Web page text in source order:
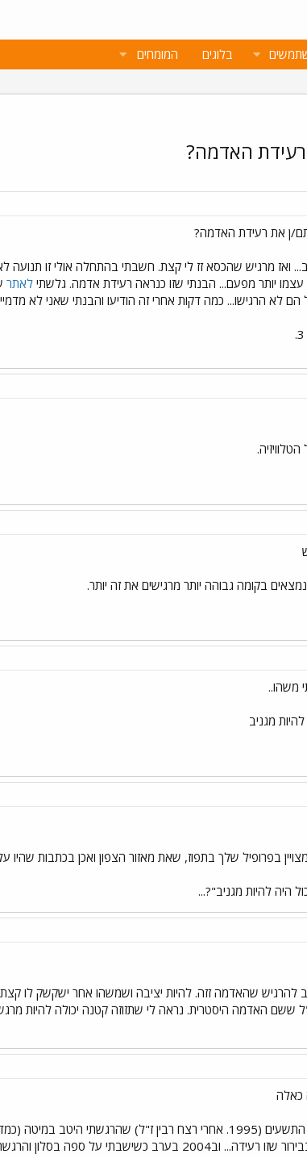
בלוגים המומחים
האדמה?
ן את רעידת האדמה?
ואז מרגיש שהכסא זז לי קצת. חשבתי בהתחלה אולי זו תנועה
יותר מפעם... הבנתי שזו כנראה רעידת אדמה. גלשתי לאתר
לא הרגישו... כמה דקות אחרי זה הודיעו והבנתי שאני לא
בקומה גבוהה יותר מרגישים את זה יותר.
משהו..
מגניב
בפרופיל שלך בתפוז, שאת מאזור הצפון ואכן בכתבות
היה להיות מגניב"?...
להרגיש שהאדמה זזה. להיות יציבה ושמשהו אחר ישקשק לו
ששם האדמה היסטרית. נראה לי שתזוזה קטנה יכולה להיות
כאלה
אחת בשנות התשעים (1995. אחרי רצח רבין ז"ל) שהרגשתי
כשישבתי על ספה בסלון והרגשתי כמו שמישהו דוחף את הספה מאחורי...